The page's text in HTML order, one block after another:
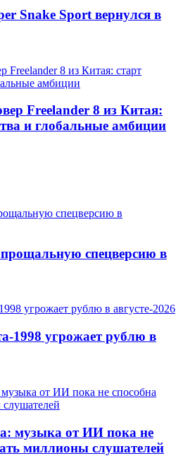
Snake Sport вернулся в
Freelander 8 из Китая:
и глобальные амбиции
спецверсию в
1998 угрожает рублю в
музыка от ИИ пока не
миллионы слушателей